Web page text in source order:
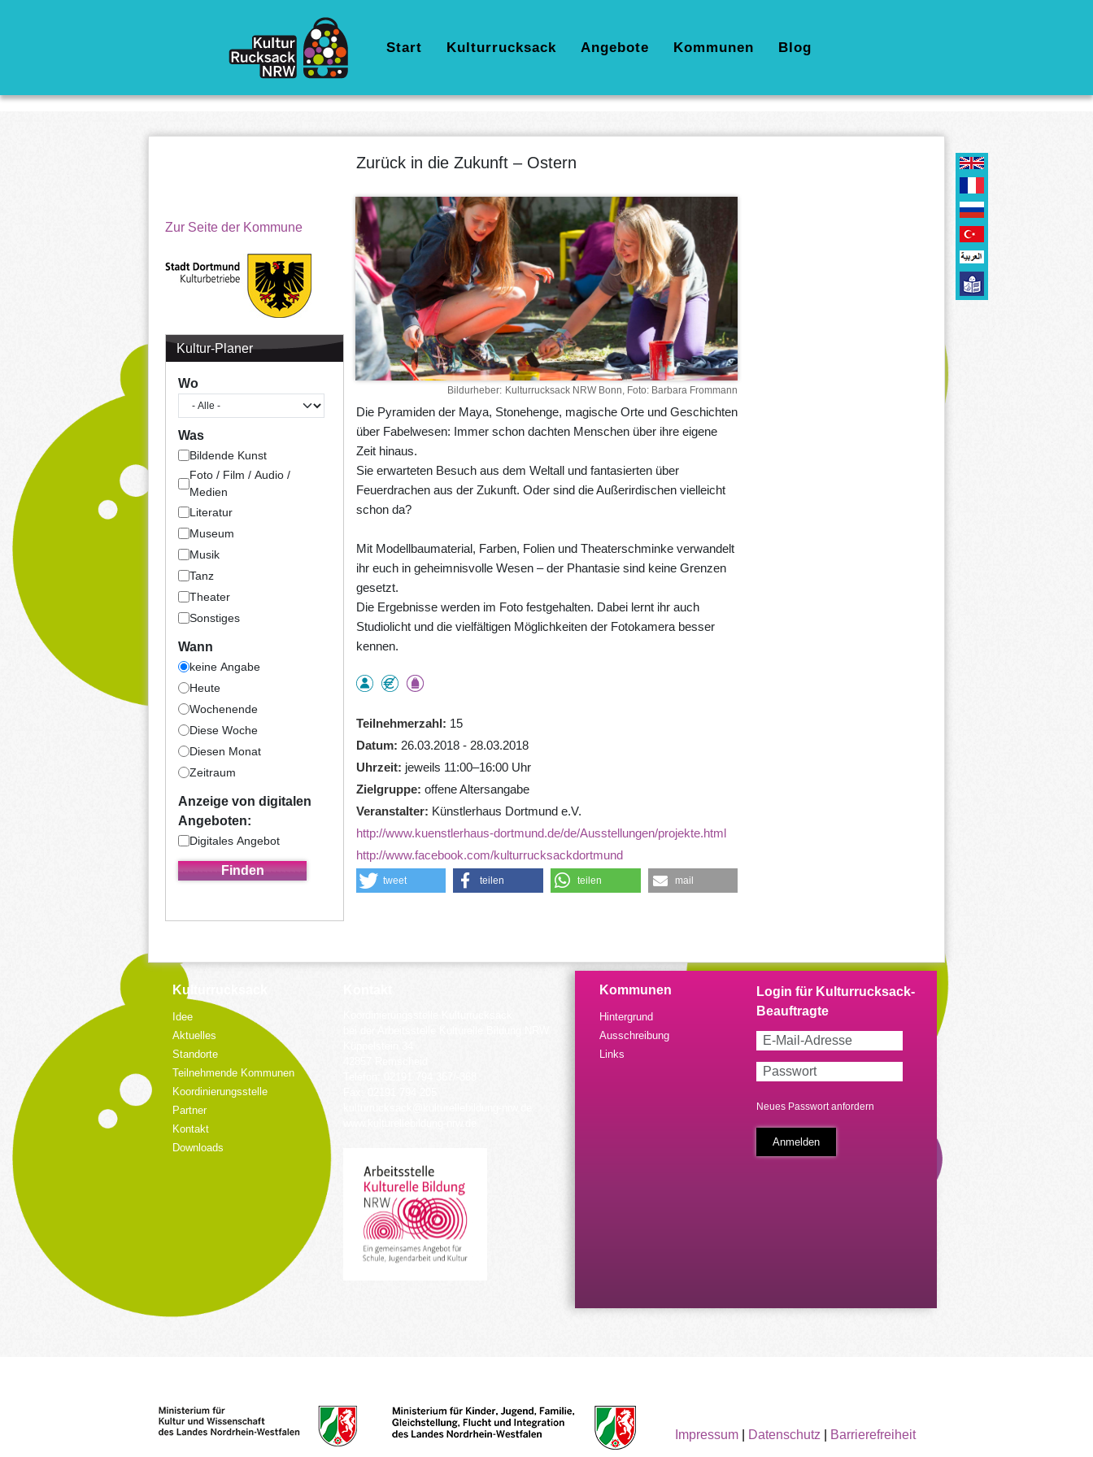
Hauptnavigation
Start Kulturrucksack Angebote Kommunen Blog
Zur Seite der Kommune
Kultur-Planer
Wo
Was
Bildende Kunst
Foto / Film / Audio /
Medien
Literatur
Museum
Musik
Tanz
Theater
Sonstiges
Wann
keine Angabe
Heute
Wochenende
Diese Woche
Diesen Monat
Zeitraum
Anzeige von digitalen
Angeboten:
Digitales Angebot
Zurück in die Zukunft – Ostern
Bildurheber Kulturrucksack NRW Bonn, Foto: Barbara Frommann
Die Pyramiden der Maya, Stonehenge, magische Orte und Geschichten
über Fabelwesen: Immer schon dachten Menschen über ihre eigene
Zeit hinaus.
Sie erwarteten Besuch aus dem Weltall und fantasierten über
Feuerdrachen aus der Zukunft. Oder sind die Außerirdischen vielleicht
schon da?
Mit Modellbaumaterial, Farben, Folien und Theaterschminke verwandelt
ihr euch in geheimnisvolle Wesen – der Phantasie sind keine Grenzen
gesetzt.
Die Ergebnisse werden im Foto festgehalten. Dabei lernt ihr auch
Studiolicht und die vielfältigen Möglichkeiten der Fotokamera besser
kennen.
Teilnehmerzahl
15
Datum
26.03.2018 - 28.03.2018
Uhrzeit
jeweils 11:00–16:00 Uhr
Zielgruppe offene Altersangabe
Veranstalter
Künstlerhaus Dortmund e.V.
http://www.kuenstlerhaus-dortmund.de/de/Ausstellungen/projekte.html
http://www.facebook.com/kulturrucksackdortmund
tweet teilen teilen mail
Kulturrucksack
Idee
Aktuelles
Standorte
Teilnehmende Kommunen
Koordinierungsstelle
Partner
Kontakt
Downloads
Kommunen
Hintergrund
Ausschreibung
Links
Neues Passwort anfordern
Impressum| Datenschutz Barrierefreiheit